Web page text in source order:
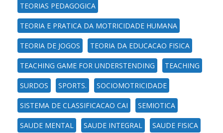
TEORIAS PEDAGOGICA
TEORIA E PRATICA DA MOTRICIDADE HUMANA
TEORIA DE JOGOS TEORIA DA EDUCACAO FISICA
TEACHING GAME FOR UNDERSTENDING TEACHING
SURDOS SPORTS. SOCIOMOTRICIDADE
SISTEMA DE CLASSIFICACAO CAI SEMIOTICA
SAUDE MENTAL SAUDE INTEGRAL SAUDE FISICA